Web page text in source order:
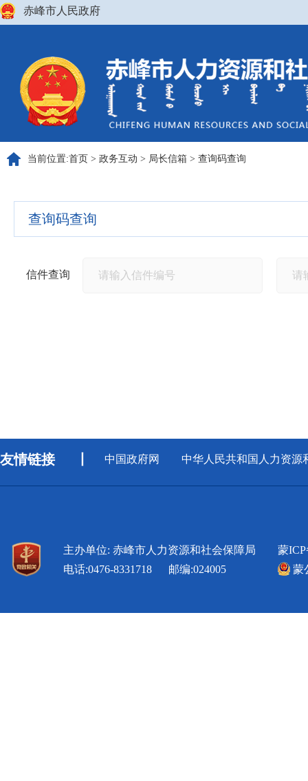
赤峰市人民政府
当前位置:首页 > 政务互动 > 局长信箱 > 查询码查询
查询码查询
信件查询
友情链接 中国政府网 中华人民共和国人力资源
主办单位: 赤峰市人力资源和社会保障局
电话:0476-8331718 邮编:024005
蒙ICP
蒙